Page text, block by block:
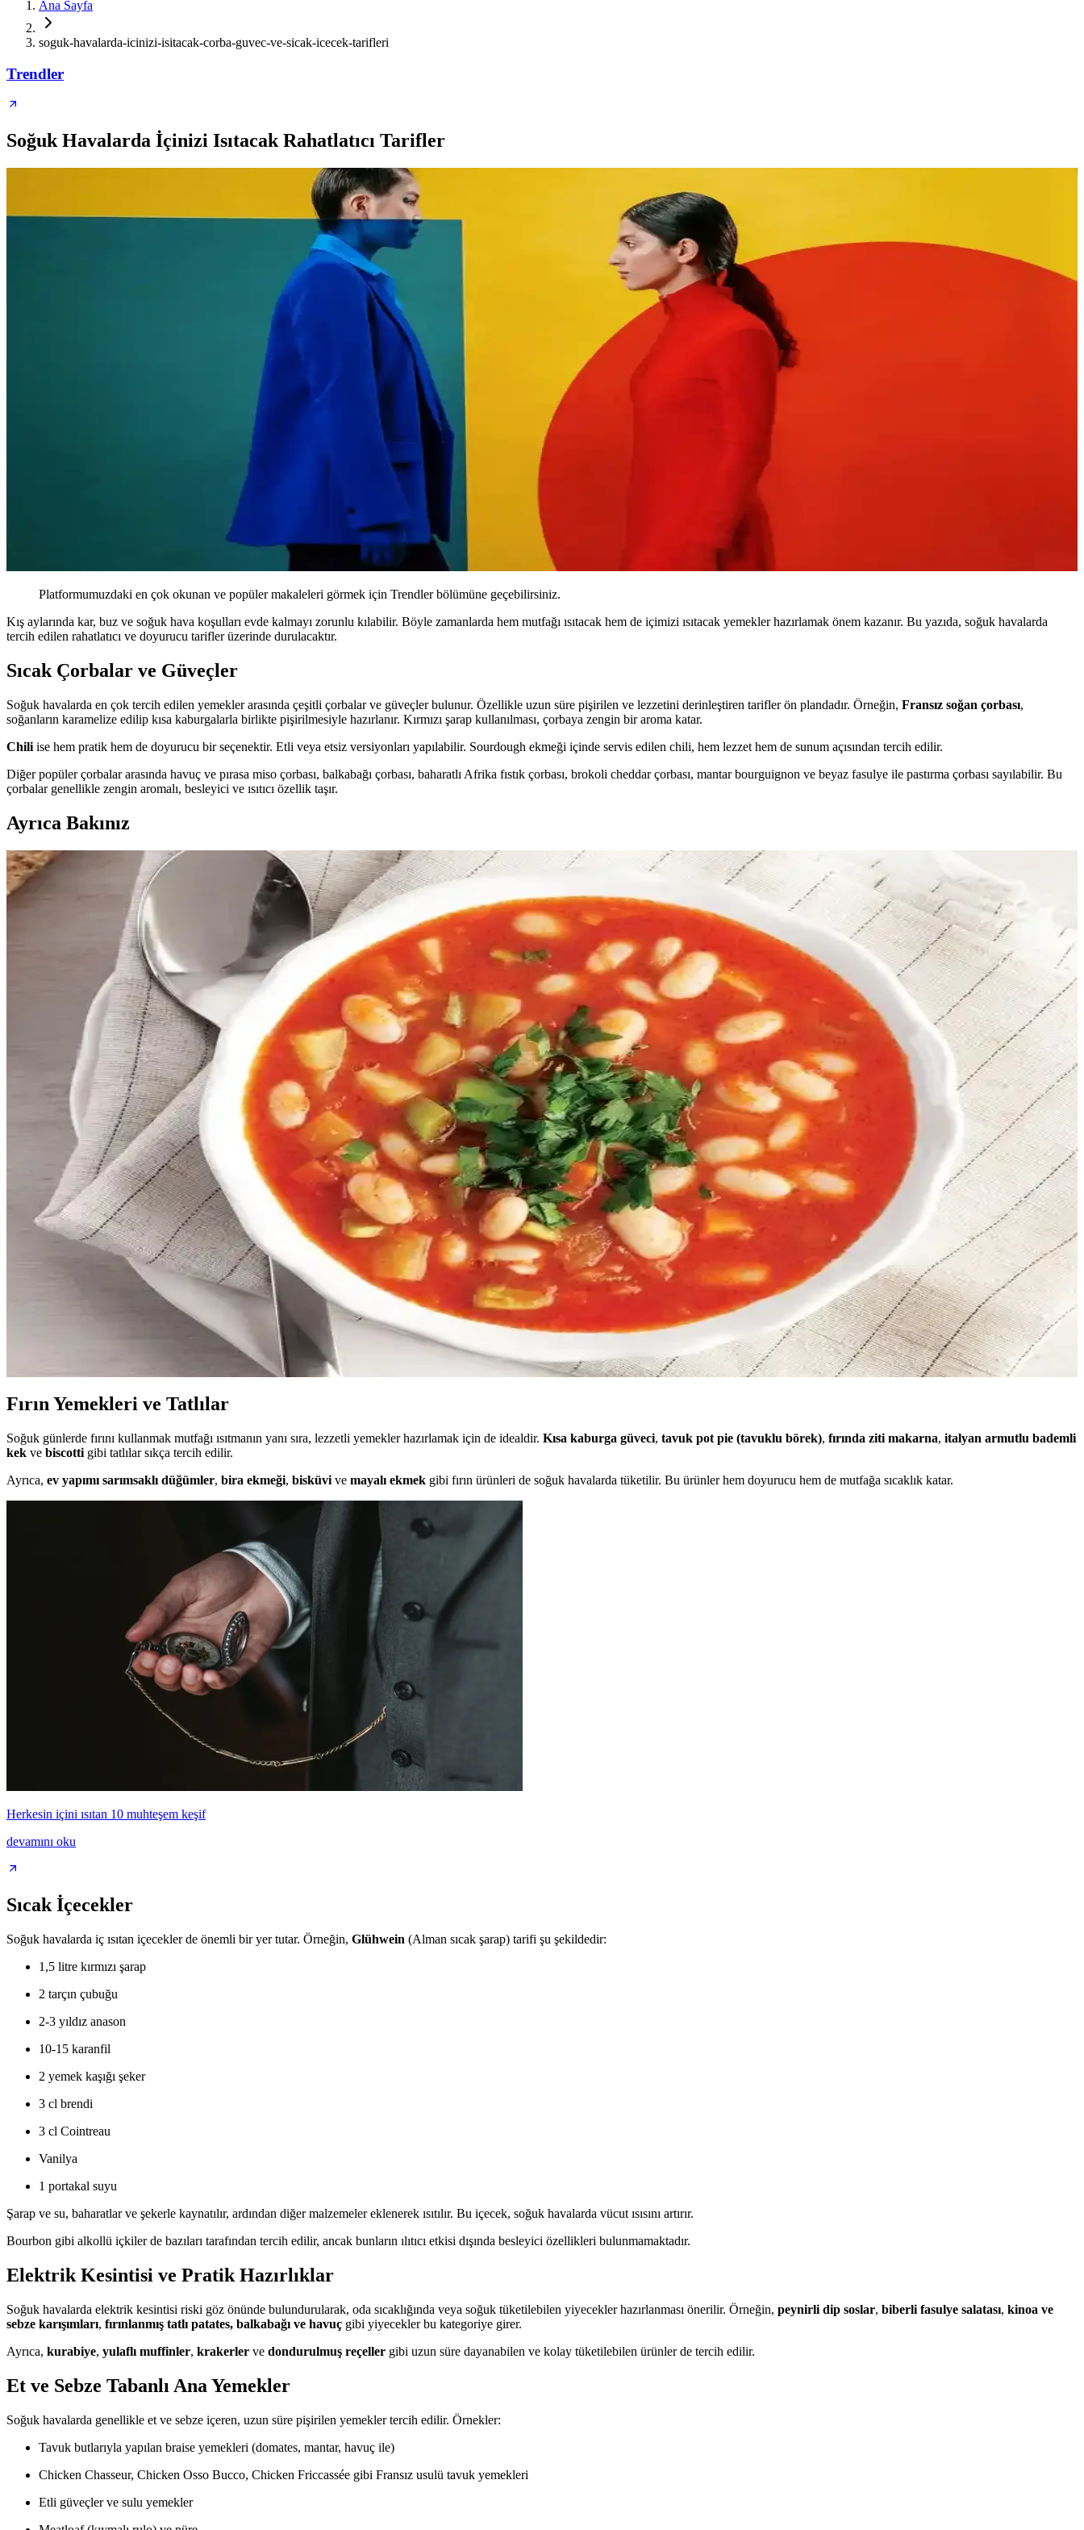
Ana Sayfa
soguk-havalarda-icinizi-isitacak-corba-guvec-ve-sicak-icecek-tarifleri
Trendler
Soğuk Havalarda İçinizi Isıtacak Rahatlatıcı Tarifler
Platformumuzdaki en çok okunan ve popüler makaleleri görmek için Trendler bölümüne geçebilirsiniz.
Kış aylarında kar, buz ve soğuk hava koşulları evde kalmayı zorunlu kılabilir. Böyle zamanlarda hem mutfağı ısıtacak hem de içimizi ısıtacak yemekler hazırlamak önem kazanır. Bu yazıda, soğuk havalarda
tercih edilen rahatlatıcı ve doyurucu tarifler üzerinde durulacaktır.
Sıcak Çorbalar ve Güveçler
Soğuk havalarda en çok tercih edilen yemekler arasında çeşitli çorbalar ve güveçler bulunur. Özellikle uzun süre pişirilen ve lezzetini derinleştiren tarifler ön plandadır. Örneğin, Fransız soğan çorbası,
soğanların karamelize edilip kısa kaburgalarla birlikte pişirilmesiyle hazırlanır. Kırmızı şarap kullanılması, çorbaya zengin bir aroma katar.
Chili ise hem pratik hem de doyurucu bir seçenektir. Etli veya etsiz versiyonları yapılabilir. Sourdough ekmeği içinde servis edilen chili, hem lezzet hem de sunum açısından tercih edilir.
Diğer popüler çorbalar arasında havuç ve pırasa miso çorbası, balkabağı çorbası, baharatlı Afrika fıstık çorbası, brokoli cheddar çorbası, mantar bourguignon ve beyaz fasulye ile pastırma çorbası sayılabilir. Bu
çorbalar genellikle zengin aromalı, besleyici ve ısıtıcı özellik taşır.
Ayrıca Bakınız
Mantar ve Pırasa Çorbası Tarifi: Ekonomik, Lezzetli ve Pratik Öğün Seçeneği
Mantar ve pırasa çorbası, az malzeme ile ekonomik ve doyurucu bir öğün sunar. Kavrulmuş sebzeler ve limon suyu ile kremanın kesilmesi önlenir, çorbanın lezzeti ve dokusu korunur.
Nohutla Hazırlanan Önemli Yemekler ve Tarifler: Hummus, Falafel ve Daha Fazlası
Nohut, dünya mutfaklarında hummus, falafel ve Chana Masala gibi çeşitli tariflerle kullanılır. Salatalar, çorbalar ve tatlılarda da yer alan nohut, besleyici ve çok yönlü bir baklagildir.
Artan Yemeklerle Pratik ve Lezzetli Çorba Hazırlama Teknikleri ve İpuçları
Artan yemekleri kullanarak pratik çorbalar hazırlamak, israfı önler ve bütçeyi korur. Doğru tekniklerle lezzetli, besleyici çorbalar yapmak mümkündür. Saklama ve lezzet artırma yöntemleri de önemlidir.
Çorbayla Ekmek Alternatifleri: Diyet ve Sağlıklı Seçenekler İçin Pratik Öneriler
Çorbayla ekmek tüketimini sınırlamak isteyenler için patates, baklagiller, tam tahıllı ürünler ve sebze bazlı seçenekler gibi sağlıklı alternatifler sunulmaktadır. Bu alternatifler doyurucu ve besleyicidir.
Evde Kolay Hazırlanan Gıda Ürünleri ile Tasarruf ve Sağlıklı Beslenme Yöntemleri
Evde ekmek, yoğurt, çorba ve tatlı gibi temel gıdaların hazırlanması, maliyetleri düşürürken sağlıklı beslenmeyi destekler. Pratik yöntemlerle zaman ve bütçe tasarrufu sağlanabilir.
Zor Beslenenler İçin Besleyici ve Baharatlı Çorba Tarifleri: Kıvam ve Lezzet Dengesi
Zor beslenen bireyler için pürüzsüz kıvamda hazırlanan besleyici ve baharatlı çorbalar, vitamin ve mineral alımını artırırken lezzetli ve kolay tüketilebilir alternatifler sunar.
Beyaz Karabiberin Mutfaktaki Kullanım Alanları ve Lezzet Profili Üzerine Detaylı İnceleme
Beyaz karabiber, hafif aroması ve görsel avantajıyla çorbalardan beyaz soslara, yumurtalı ve sebze yemeklerine kadar geniş kullanım alanına sahiptir. Siyah karabiberden farkları ve mutfaktaki önemi
Fasulye Çorbası Tarifi, Pişirme Teknikleri ve Kültürel Önemi Üzerine Detaylı İnceleme
Beyaz fasulye kullanılarak hazırlanan fasulye çorbasının tarifinden malzeme seçimlerine, pişirme tekniklerinden kültürel önemine kadar kapsamlı bilgiler sunulmaktadır.
Fırın Yemekleri ve Tatlılar
Soğuk günlerde fırını kullanmak mutfağı ısıtmanın yanı sıra, lezzetli yemekler hazırlamak için de idealdir. Kısa kaburga güveci, tavuk pot pie (tavuklu börek), fırında ziti makarna, italyan armutlu bademli
kek ve biscotti gibi tatlılar sıkça tercih edilir.
Ayrıca, ev yapımı sarımsaklı düğümler, bira ekmeği, bisküvi ve mayalı ekmek gibi fırın ürünleri de soğuk havalarda tüketilir. Bu ürünler hem doyurucu hem de mutfağa sıcaklık katar.
Herkesin içini ısıtan 10 muhteşem keşif
devamını oku
Sıcak İçecekler
Soğuk havalarda iç ısıtan içecekler de önemli bir yer tutar. Örneğin, Glühwein (Alman sıcak şarap) tarifi şu şekildedir:
1,5 litre kırmızı şarap
2 tarçın çubuğu
2-3 yıldız anason
10-15 karanfil
2 yemek kaşığı şeker
3 cl brendi
3 cl Cointreau
Vanilya
1 portakal suyu
Şarap ve su, baharatlar ve şekerle kaynatılır, ardından diğer malzemeler eklenerek ısıtılır. Bu içecek, soğuk havalarda vücut ısısını artırır.
Bourbon gibi alkollü içkiler de bazıları tarafından tercih edilir, ancak bunların ılıtıcı etkisi dışında besleyici özellikleri bulunmamaktadır.
Elektrik Kesintisi ve Pratik Hazırlıklar
Soğuk havalarda elektrik kesintisi riski göz önünde bulundurularak, oda sıcaklığında veya soğuk tüketilebilen yiyecekler hazırlanması önerilir. Örneğin, peynirli dip soslar, biberli fasulye salatası, kinoa ve
sebze karışımları, fırınlanmış tatlı patates, balkabağı ve havuç gibi yiyecekler bu kategoriye girer.
Ayrıca, kurabiye, yulaflı muffinler, krakerler ve dondurulmuş reçeller gibi uzun süre dayanabilen ve kolay tüketilebilen ürünler de tercih edilir.
Et ve Sebze Tabanlı Ana Yemekler
Soğuk havalarda genellikle et ve sebze içeren, uzun süre pişirilen yemekler tercih edilir. Örnekler:
Tavuk butlarıyla yapılan braise yemekleri (domates, mantar, havuç ile)
Chicken Chasseur, Chicken Osso Bucco, Chicken Friccassée gibi Fransız usulü tavuk yemekleri
Etli güveçler ve sulu yemekler